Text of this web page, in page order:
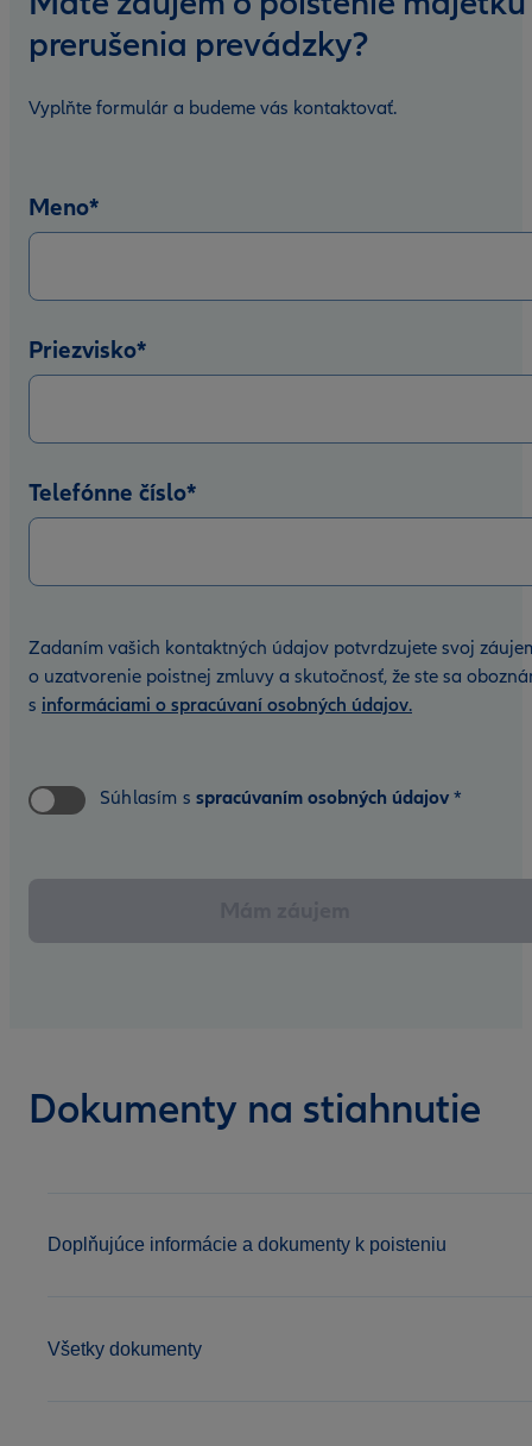
prerušenia prevádzky?
Vyplňte formulár a budeme vás kontaktovať.
Meno*
Priezvisko*
Telefónne číslo*
Zadaním vašich kontaktných údajov potvrdzujete svoj
o uzatvorenie poistnej zmluvy a skutočnosť, že ste sa
s informáciami o spracúvaní osobných údajov.
Súhlasím sspracúvaním osobných údajov*
Dokumenty na stiahnutie
Doplňujúce informácie a dokumenty k poisteniu
Všetky dokumenty